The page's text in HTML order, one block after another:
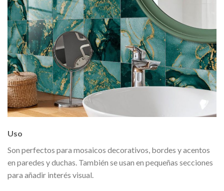
Uso
Son perfectos para mosaicos decorativos, bordes y acentos
en paredes y duchas. También se usan en pequeñas secciones
para añadir interés visual.